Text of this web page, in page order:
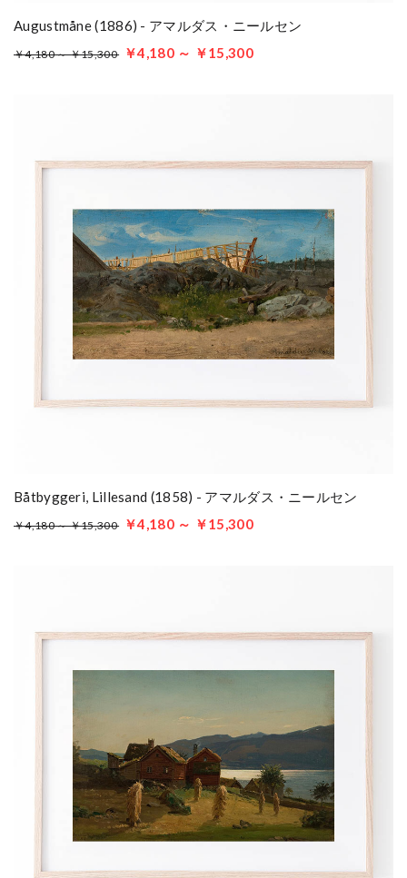
Augustmåne (1886) - アマルダス・ニールセン
￥4,180 ～ ￥15,300 ￥4,180 ～ ￥15,300
Båtbyggeri, Lillesand (1858) - アマルダス・ニールセン
￥4,180 ～ ￥15,300 ￥4,180 ～ ￥15,300